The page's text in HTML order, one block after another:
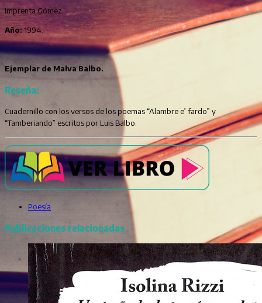
Imprenta Gómez.
Año: 1994.
Ejemplar de Malva Balbo.
Reseña:
Cuadernillo con los versos de los poemas “Alambre e’ fardo” y
“Tamberiando” escritos por Luis Balbo.
Poesía
Publicaciones relacionadas